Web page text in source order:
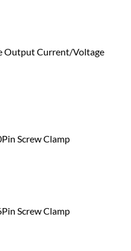
Output Current/Voltage
Screw Clamp
Screw Clamp